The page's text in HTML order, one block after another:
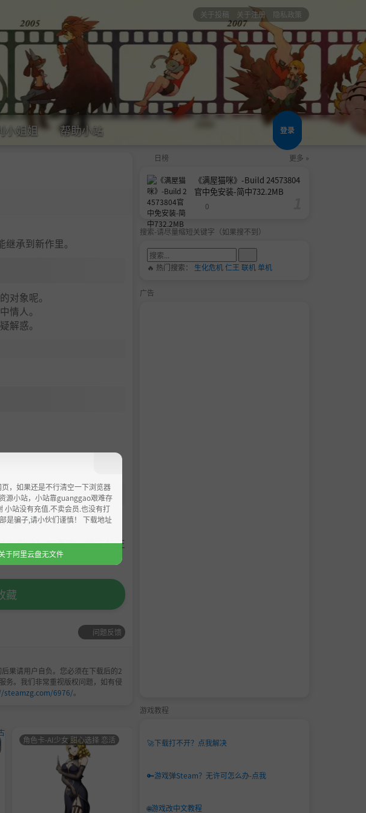
关于投稿 关于注册 隐私政策
小姐姐 帮助小站 登录
承到新作里。
对象呢。
情人。
解惑。
内删除！如喜欢，请支持正
藏
问题反馈
果请用户自负。您必须在下载后的2
务。我们非常重视版权问题，如有侵
steamzg.com/6976/。
角色卡-AI少女 甜心选择 恋活
男主
角色
角色卡-AI少女
日榜 更多 »
《满屋猫咪》-Build 24573804
官中免安装-简中732.2MB
0
搜索-请尽量缩短关键字（如果搜不到）
🔥 热门搜索： 生化危机仁王 联机单机
广告
游戏教程
🚀下载打不开？点我解决
🔑游戏弹Steam？无许可怎么办-点我
🌐游戏改中文教程
，如果还是不行清空一下浏览器
源小站，小站靠guanggao艰难存
站没有充值.不卖会员.也没有打
是骗子,请小伙们谨慎！ 下载地址
于阿里云盘无文件